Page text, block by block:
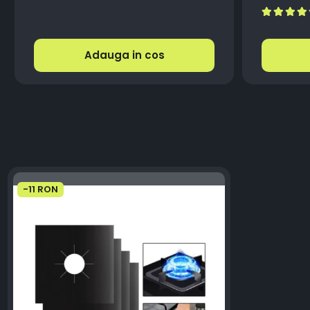
Adauga in cos
-11 RON